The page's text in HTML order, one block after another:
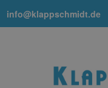
info@klappschmidt.de